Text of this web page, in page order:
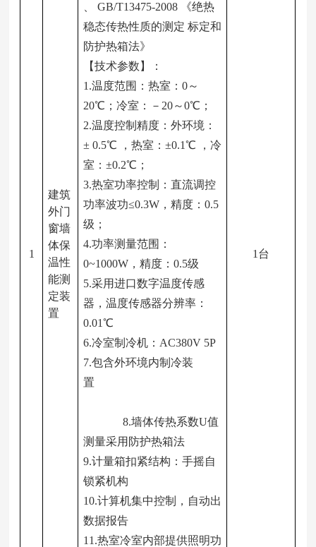
1
建筑
外门
窗墙
体保
温性
能测
定装
置
、 GB/T13475-2008 《绝热
稳态传热性质的测定 标定和
防护热箱法》
【技术参数】：
1.温度范围：热室：0～
20℃；冷室：－20～0℃；
2.温度控制精度：外环境：
± 0.5℃ ，热室：±0.1℃ ，冷
室：±0.2℃；
3.热室功率控制：直流调控
功率波功≤0.3W，精度：0.5
级；
4.功率测量范围：
0~1000W，精度：0.5级
5.采用进口数字温度传感
器，温度传感器分辨率：
0.01℃
6.冷室制冷机：AC380V 5P
7.包含外环境内制冷装
置
8.墙体传热系数U值
测量采用防护热箱法
9.计量箱扣紧结构：手摇自
锁紧机构
10.计算机集中控制，自动出
数据报告
11.热室冷室内部提供照明功
1 台